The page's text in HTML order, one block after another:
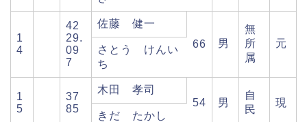
1
4
42
29.
09
7
佐藤 健一
66
男
無
所
属
元
さとう けんい
ち
1
5
37
85
木田 孝司
54
男
自
民
現
きだ たかし